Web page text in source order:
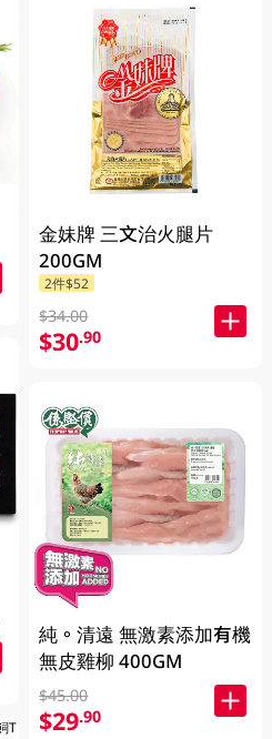
金妹牌 三文治火腿片
200GM
2件$52
$34.00
$30.90
純。清遠 無激素添加有機
無皮雞柳 400GM
$45.00
$29.90